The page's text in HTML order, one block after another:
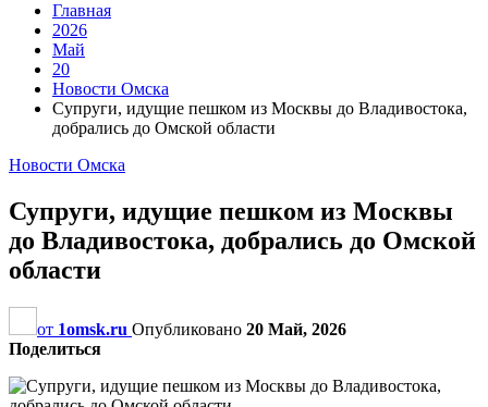
Главная
2026
Май
20
Новости Омска
Супруги, идущие пешком из Москвы до Владивостока,
добрались до Омской области
Новости Омска
Супруги, идущие пешком из Москвы
до Владивостока, добрались до Омской
области
от 1omsk.ru Опубликовано 20 Май, 2026
Поделиться